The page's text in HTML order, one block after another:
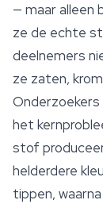
— maar alleen
ze de echte
deelnemers
ze zaten,
Onderzoekers
het
stof
helderdere
tippen,